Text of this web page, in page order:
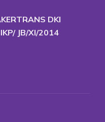
DKI
JB/XI/2014